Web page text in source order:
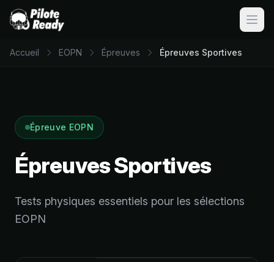
Accueil EOPN Épreuves Épreuves Sportives
Épreuve EOPN
Épreuves Sportives
Tests physiques essentiels pour les sélections
EOPN